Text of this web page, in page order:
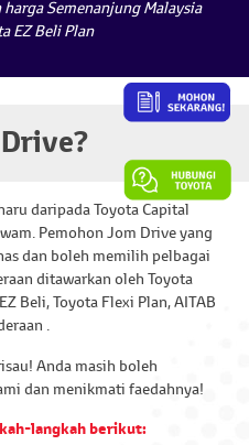
Thumma Al-Bai
kenderaan Islamik
Sewa Beli
menarik dan kompetitif
kepada pelanggan yang
kenderaan Toyota.
Kenderaan
pembiayaan kenderaan
perniagaan yang
Perkhidmatan
Semenanjung Malaysia
EZ Beli Plan
daripada Toyota Capital
Pemohon Jom Drive yang
dan boleh memilih pelbagai
ditawarkan oleh Toyota
Beli, Toyota Flexi Plan, AITAB
.
Anda masih boleh
dan menikmati faedahnya!
langkah berikut: